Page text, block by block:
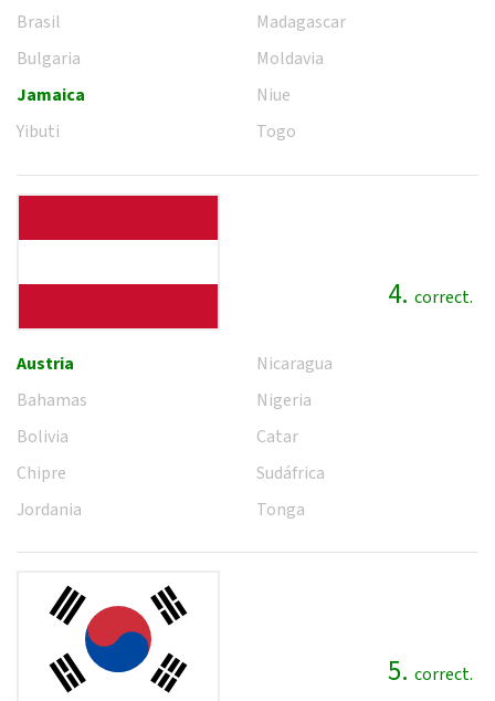
Brasil
Bulgaria
Jamaica
Yibuti
Madagascar
Moldavia
Niue
Togo
4. correct.
Austria
Bahamas
Bolivia
Chipre
Jordania
Nicaragua
Nigeria
Catar
Sudáfrica
Tonga
5. correct.